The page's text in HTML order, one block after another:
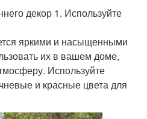
декор 1. Используйте
яркими и насыщенными
их в вашем доме,
Используйте
и красные цвета для